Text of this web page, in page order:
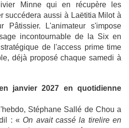
Minne qui en récupère les
succédera aussi à Laëtitia Milot à
Pâtissier. L'animateur s'impose
incontournable de la Six en
de l'access prime time
déjà proposé chaque samedi à
janvier 2027 en quotidienne
Stéphane Sallé de Chou a
: « On avait cassé la tirelire en